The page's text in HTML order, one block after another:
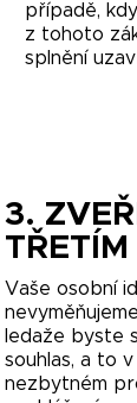
případě,
z tohoto
splnění
3.
Vaše osobní
ledaže byste
souhlas, a to
nezbytném